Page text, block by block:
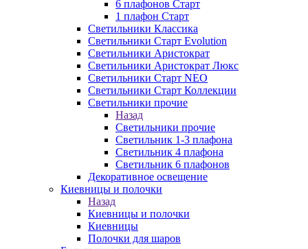
6 плафонов Старт
1 плафон Старт
Светильники Классика
Светильники Старт Evolution
Светильники Аристократ
Светильники Аристократ Люкс
Светильники Старт NEO
Светильники Старт Коллекции
Светильники прочие
Назад
Светильники прочие
Светильник 1-3 плафона
Светильник 4 плафона
Светильник 6 плафонов
Декоративное освещение
Киевницы и полочки
Назад
Киевницы и полочки
Киевницы
Полочки для шаров